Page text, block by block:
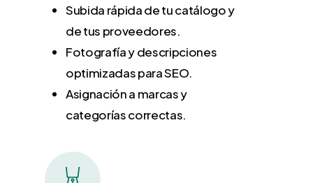
Subida rápida de tu catálogo y
de tus proveedores.
Fotografía y descripciones
optimizadas para SEO.
Asignación a marcas y
categorías correctas.